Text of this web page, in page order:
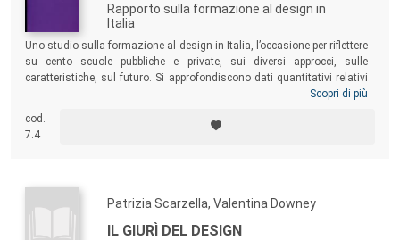
Rapporto sulla formazione al design in
Italia
Uno studio sulla formazione al design in Italia, l’occasione per riflettere
su cento scuole pubbliche e private, sui diversi approcci, sulle
caratteristiche, sul futuro. Si approfondiscono dati quantitativi relativi
a: didattica, numero degli studenti, tasse di iscrizione, numero dei
docenti, esperti e progettisti, che aprono un sipario tra formazione,
futuro professionale e mondo del lavoro.
Scopri di più
cod.
7.4
Patrizia Scarzella, Valentina Downey
IL GIURÌ DEL DESIGN